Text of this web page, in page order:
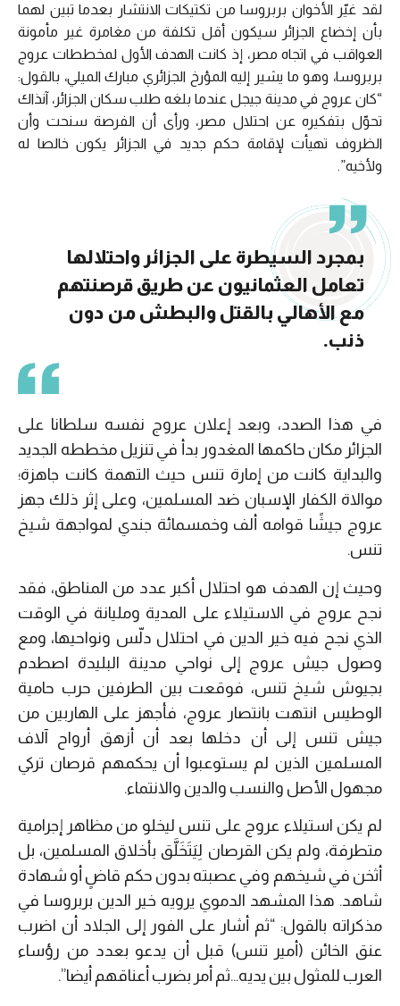
لقد غيّر الأخوان بربروسا من تكتيكات الانتشار بعدما تبين لهما
بأن إخضاع الجزائر سيكون أقل تكلفة من مغامرة غير مأمونة
العواقب في اتجاه مصر، إذ كانت الهدف الأول لمخططات عروج
بربروسا، وهو ما يشير إليه المؤرخ الجزائري مبارك الميلي، بالقول:
“كان عروج في مدينة جيجل عندما بلغه طلب سكان الجزائر، آنذاك
تحوّل بتفكيره عن احتلال مصر، ورأى أن الفرصة سنحت وأن
الظروف تهيأت لإقامة حكم جديد في الجزائر يكون خالصا له
ولأخيه”.
بمجرد السيطرة على الجزائر واحتلالها
تعامل العثمانيون عن طريق قرصنتهم
مع الأهالي بالقتل والبطش من دون
ذنب.
في هذا الصدد، وبعد إعلان عروج نفسه سلطانا على
الجزائر مكان حاكمها المغدور بدأ في تنزيل مخططه الجديد
والبداية كانت من إمارة تنس حيث التهمة كانت جاهزة؛
موالاة الكفار الإسبان ضد المسلمين، وعلى إثر ذلك جهز
عروج جيشًا قوامه ألف وخمسمائة جندي لمواجهة شيخ
تنس.
وحيث إن الهدف هو احتلال أكبر عدد من المناطق، فقد
نجح عروج في الاستيلاء على المدية ومليانة في الوقت
الذي نجح فيه خير الدين في احتلال دلّس ونواحيها، ومع
وصول جيش عروج إلى نواحي مدينة البليدة اصطدم
بجيوش شيخ تنس، فوقعت بين الطرفين حرب حامية
الوطيس انتهت بانتصار عروج، فأجهز على الهاربين من
جيش تنس إلى أن دخلها بعد أن أزهق أرواح آلاف
المسلمين الذين لم يستوعبوا أن يحكمهم قرصان تركي
مجهول الأصل والنسب والدين والانتماء.
لم يكن استيلاء عروج على تنس ليخلو من مظاهر إجرامية
متطرفة، ولم يكن القرصان لِيَتَخَلَّق بأخلاق المسلمين، بل
أثخن في شيخهم وفي عصبته بدون حكم قاضٍ أو شهادة
شاهد. هذا المشهد الدموي يرويه خير الدين بربروسا في
مذكراته بالقول: “ثم أشار على الفور إلى الجلاد أن اضرب
عنق الخائن (أمير تنس) قبل أن يدعو بعدد من رؤساء
العرب للمثول بين يديه…ثم أمر بضرب أعناقهم أيضا”.